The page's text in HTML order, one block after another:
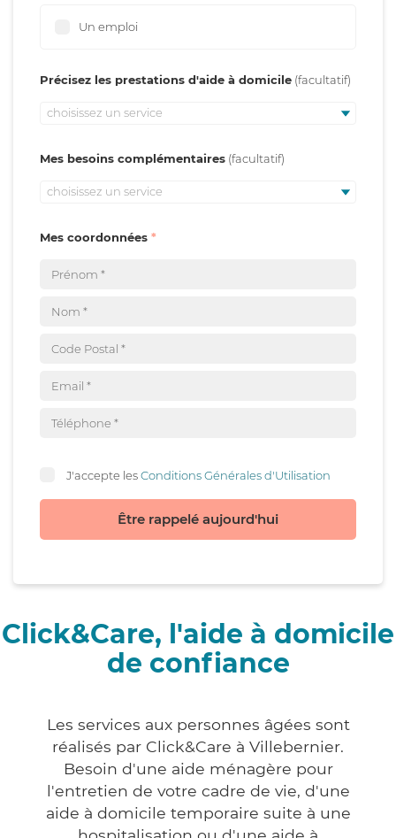
Un emploi
Précisez les prestations d'aide à domicile
choisissez un service
Mes besoins complémentaires
choisissez un service
Mes coordonnées
J'accepte lesConditions Générales d'Utilisation
Être rappelé aujourd'hui
Click&Care, l'aide à domicile
de confiance
Les services aux personnes âgées sont
réalisés par Click&Care à Villebernier.
Besoin d'une aide ménagère pour
l'entretien de votre cadre de vie, d'une
aide à domicile temporaire suite à une